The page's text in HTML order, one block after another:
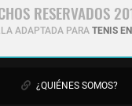
RESERVADOS
ADAPTADA PARA TENIS
¿QUIÉNES SOMOS?